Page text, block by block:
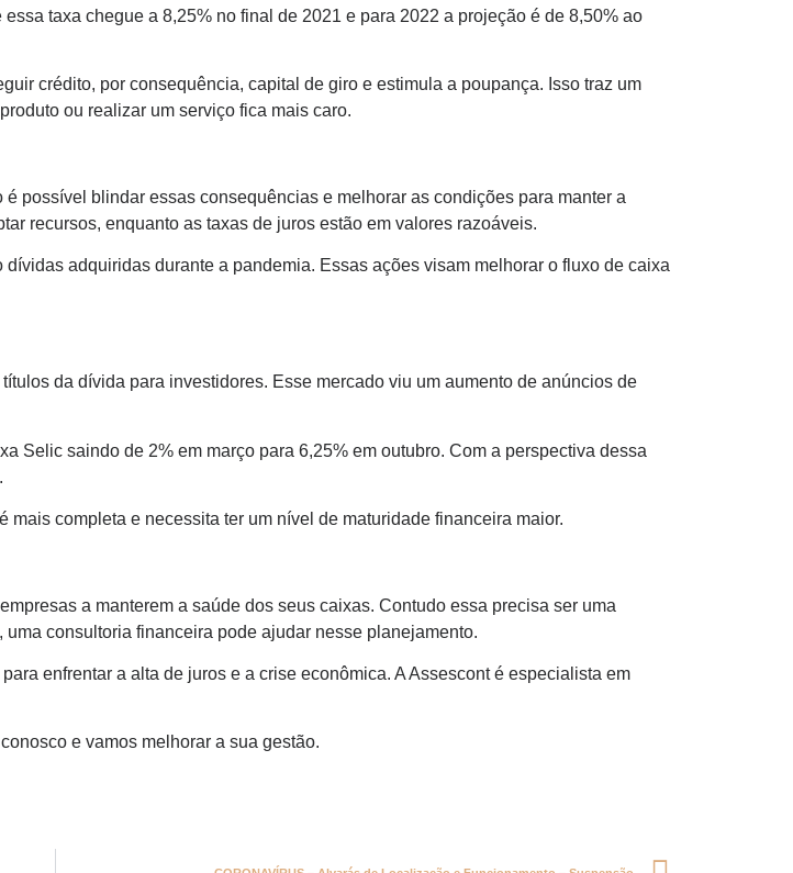
taxa chegue a 8,25% no final de 2021 e para 2022 a projeção é de 8,50% ao
crédito, por consequência, capital de giro e estimula a poupança. Isso traz um
ou realizar um serviço fica mais caro.
possível blindar essas consequências e melhorar as condições para manter a
recursos, enquanto as taxas de juros estão em valores razoáveis.
adquiridas durante a pandemia. Essas ações visam melhorar o fluxo de caixa
da dívida para investidores. Esse mercado viu um aumento de anúncios de
Selic saindo de 2% em março para 6,25% em outubro. Com a perspectiva dessa
completa e necessita ter um nível de maturidade financeira maior.
a manterem a saúde dos seus caixas. Contudo essa precisa ser uma
consultoria financeira pode ajudar nesse planejamento.
enfrentar a alta de juros e a crise econômica. A Assescont é especialista em
conosco e vamos melhorar a sua gestão.